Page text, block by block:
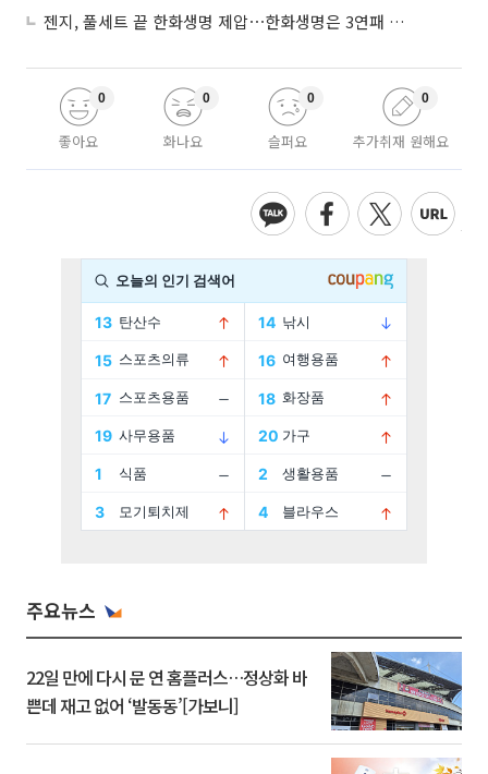
젠지, 풀세트 끝 한화생명 제압⋯한화생명은 3연패 수렁
좋아요
0
화나요
0
슬퍼요
0
추가취재 원해요
0
주요뉴스
22일 만에 다시 문 연 홈플러스…정상화 바
쁜데 재고 없어 ‘발동동’[가보니]